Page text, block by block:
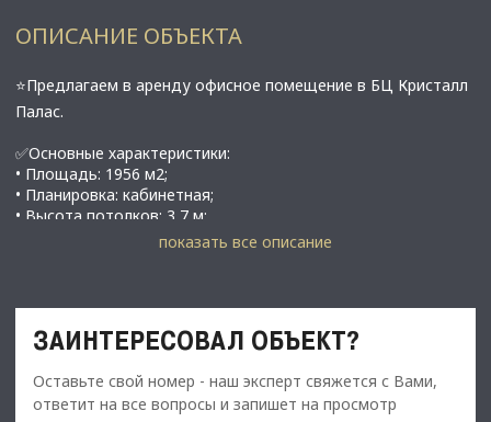
ОПИСАНИЕ ОБЪЕКТА
⭐Предлагаем в аренду офисное помещение в БЦ Кристалл
Палас.
✅Основные характеристики:
• Площадь: 1956 м2;
• Планировка: кабинетная;
• Высота потолков: 3,7 м;
• Вентиляция: приточно-вытяжная;
Технические характеристики бизнес-центра:
• Класс объекта: В+.
показать все описание
ЗАИНТЕРЕСОВАЛ ОБЪЕКТ?
Оставьте свой номер - наш эксперт свяжется с Вами,
ответит на все вопросы и запишет на просмотр